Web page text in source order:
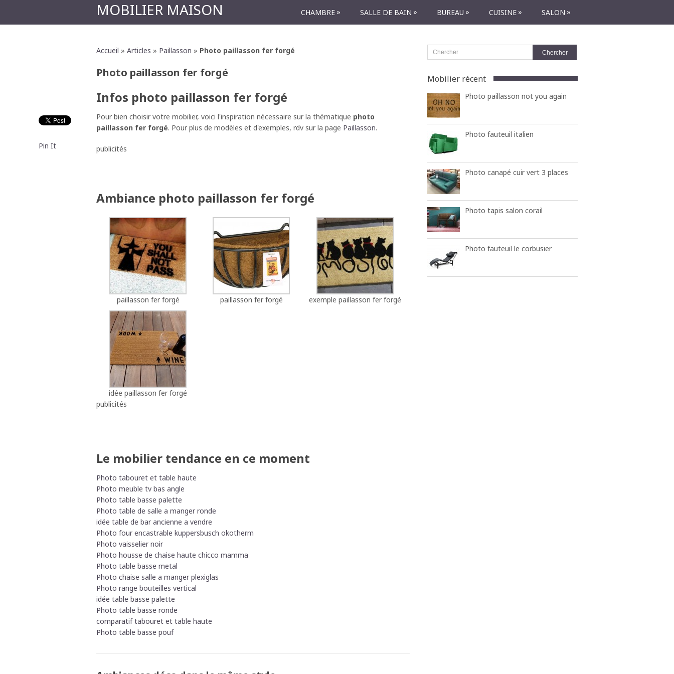
MOBILIER MAISON CHAMBRE » SALLE DE BAIN » BUREAU » CUISINE » SALON »
Accueil » Articles » Paillasson » Photo paillasson fer forgé
Photo paillasson fer forgé
Infos photo paillasson fer forgé
Pour bien choisir votre mobilier, voici l'inspiration nécessaire sur la thématique photo
paillasson fer forgé. Pour plus de modèles et d'exemples, rdv sur la page Paillasson.
publicités
Ambiance photo paillasson fer forgé
paillasson fer forgé paillasson fer forgé exemple paillasson fer forgé
idée paillasson fer forgé
publicités
Le mobilier tendance en ce moment
Photo tabouret et table haute
Photo meuble tv bas angle
Photo table basse palette
Photo table de salle a manger ronde
idée table de bar ancienne a vendre
Photo four encastrable kuppersbusch okotherm
Photo vaisselier noir
Photo housse de chaise haute chicco mamma
Photo table basse metal
Photo chaise salle a manger plexiglas
Photo range bouteilles vertical
idée table basse palette
Photo table basse ronde
comparatif tabouret et table haute
Photo table basse pouf
Pin It
Mobilier récent
Photo paillasson not you again
Photo fauteuil italien
Photo canapé cuir vert 3 places
Photo tapis salon corail
Photo fauteuil le corbusier